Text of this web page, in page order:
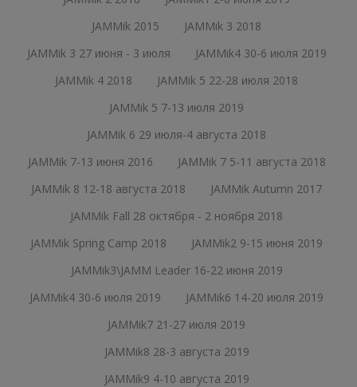
JAMMik 2015
JAMMik 3 2018
JAMMik 3 27 июня - 3 июля
JAMMik4 30-6 июля 2019
JAMMik 4 2018
JAMMik 5 22-28 июля 2018
JAMMik 5 7-13 июля 2019
JAMMik 6 29 июля-4 августа 2018
JAMMik 7-13 июня 2016
JAMMik 7 5-11 августа 2018
JAMMik 8 12-18 августа 2018
JAMMik Autumn 2017
JAMMik Fall 28 октября - 2 ноября 2018
JAMMik Spring Camp 2018
JAMMik2 9-15 июня 2019
JAMMik3\JAMM Leader 16-22 июня 2019
JAMMik4 30-6 июля 2019
JAMMik6 14-20 июля 2019
JAMMik7 21-27 июля 2019
JAMMik8 28-3 августа 2019
JAMMik9 4-10 августа 2019